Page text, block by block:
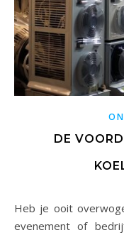
DE
Heb je ooit overwogen om een koeling te huren voor je
evenement of